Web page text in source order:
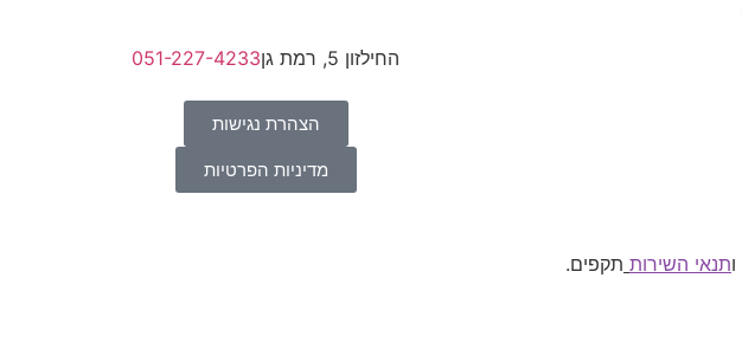
החילזון 5, רמת גן 051-227-4233
הצהרת נגישות
מדיניות הפרטיות
ותנאי השירות תקפים.